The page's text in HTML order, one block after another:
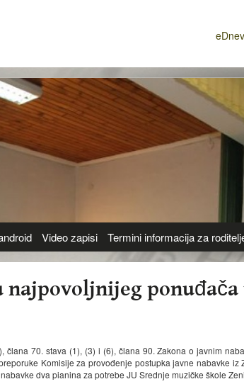
Video zapisi Termini informacija za
najpovoljnijeg
člana 70. stava (1), (3) i (6), člana 90. Zakona o javnim
Komisije za provođenje postupka javne nabavke
dva pianina za potrebe JU Srednje muzičke škole